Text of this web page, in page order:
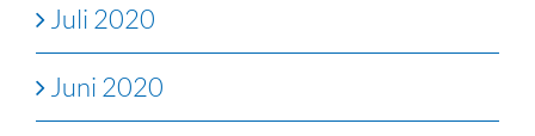
Juli 2020
Juni 2020